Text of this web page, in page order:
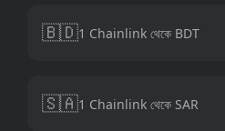
🇧🇩1 Chainlink থেকে BDT
🇸🇦1 Chainlink থেকে SAR